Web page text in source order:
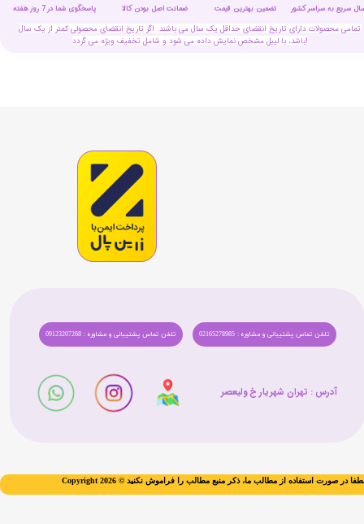
تمامی محصولات دارای تاریخ انقضای حداقل یک سال می باشند. اگر تاریخ انقضای محصولی کمتر از یک سال
باشد، با لیبل مشخص نمایش داده می شود و شامل تخفیف ویژه می گردد!
ضمانت اصل بودن کالا تضمین بهترین قیمت پاسخگوی شما در 7 روز هفته سریع به سراسر کشور
تلفن تماس پشتیبانی و مشاوره : 09123207268 تلفن تماس پشتیبانی و مشاوره : 02165278985
آدرس : تهران شهریار خ ولیعصر​​​​​​​